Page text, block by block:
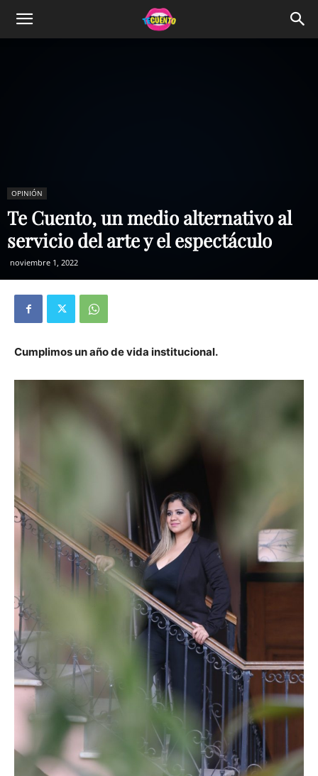
OPINIÓN
Te Cuento, un medio alternativo al
servicio del arte y el espectáculo
noviembre 1, 2022
Cumplimos un año de vida institucional.